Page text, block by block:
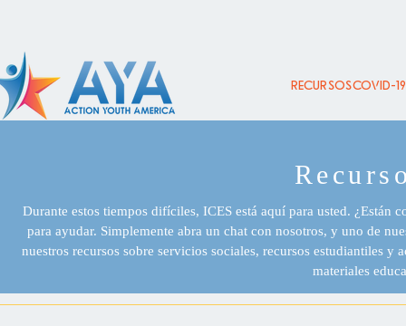
Recursos COVID-19
Durante estos tiempos difíciles, ICES está aquí para usted. ¿Están
para ayudar. Simplemente abra un chat con nosotros, y uno de
nuestros recursos sobre servicios sociales, recursos estudiantiles
materiales